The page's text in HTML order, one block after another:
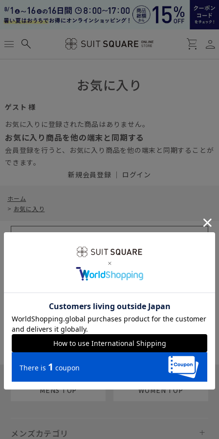
menu search shopping_cart person
お気に入り
ゲスト 様
お気に入りに登録された商品はありません。
お気に入り商品を他の端末と同期する
会員登録を行うと、お気に入り商品を他の端末と同期することが
できます。
新規会員登録 ｜ ログイン
ホーム
> お気に入り
sms
MENS TOP WOMEN TOP
メンズカテゴリ